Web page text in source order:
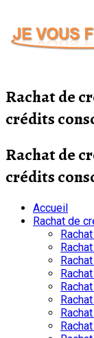
contenu
Rachat de
crédits
Rachat de
crédits
Accueil
Rachat de